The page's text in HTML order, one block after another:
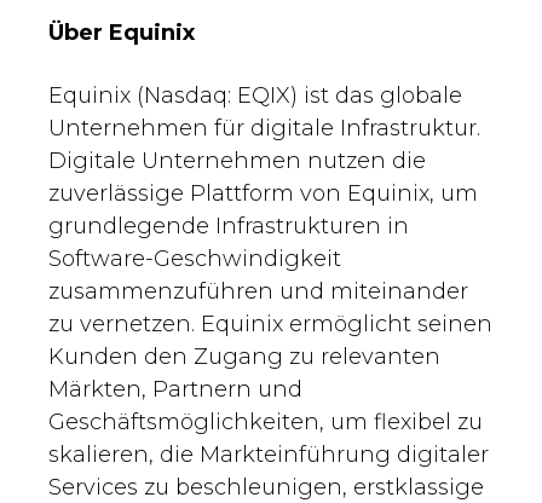
Über Equinix
Equinix (Nasdaq: EQIX) ist das globale
Unternehmen für digitale Infrastruktur.
Digitale Unternehmen nutzen die
zuverlässige Plattform von Equinix, um
grundlegende Infrastrukturen in
Software-Geschwindigkeit
zusammenzuführen und miteinander
zu vernetzen. Equinix ermöglicht seinen
Kunden den Zugang zu relevanten
Märkten, Partnern und
Geschäftsmöglichkeiten, um flexibel zu
skalieren, die Markteinführung digitaler
Services zu beschleunigen, erstklassige